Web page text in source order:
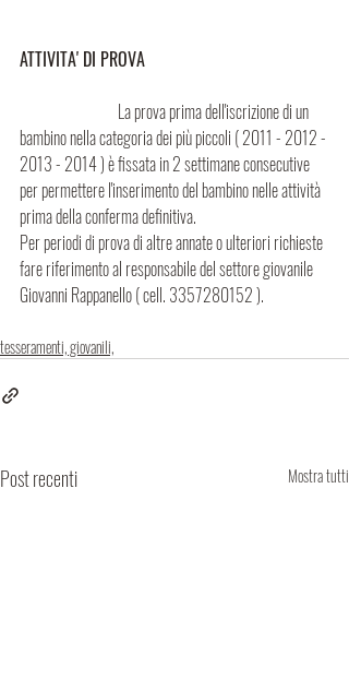
ATTIVITA' DI PROVA
                              La prova prima dell'iscrizione di un
bambino nella categoria dei più piccoli ( 2011 - 2012 -
2013 - 2014 ) è fissata in 2 settimane consecutive
per permettere l'inserimento del bambino nelle attività
prima della conferma definitiva.
Per periodi di prova di altre annate o ulteriori richieste
fare riferimento al responsabile del settore giovanile
Giovanni Rappanello ( cell. 3357280152 ).
tesseramenti, giovanili,
Post recenti Mostra tutti